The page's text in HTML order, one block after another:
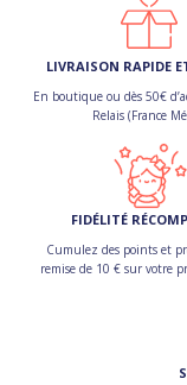
LIVRAISON RAPIDE
En boutique ou dès 50€
Relais (France
FIDÉLITÉ
Cumulez des points et
remise de 10 € sur votre